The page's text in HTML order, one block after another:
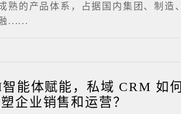
熟的产品体系，占据国内集团、制造
......
能体赋能，私域 CRM 如
企业销售和运营？